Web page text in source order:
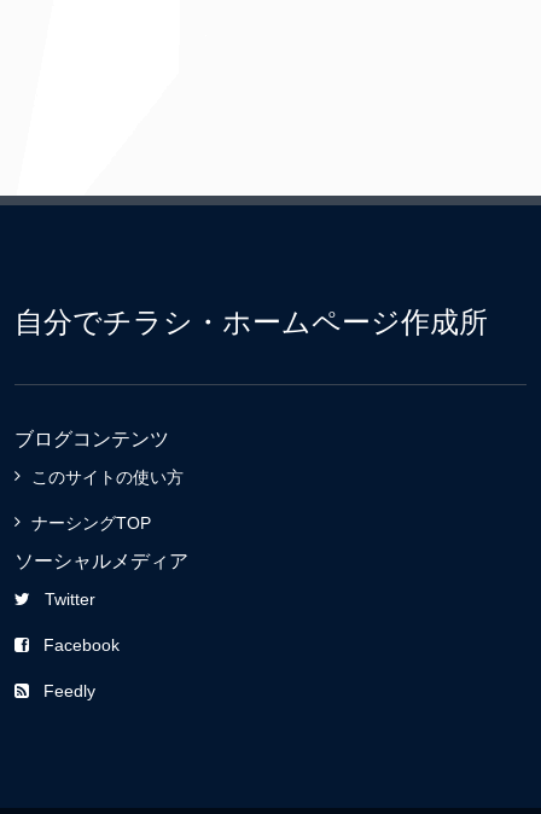
自分でチラシ・ホームページ作成所
ブログコンテンツ
このサイトの使い方
ナーシングTOP
ソーシャルメディア
Twitter
Facebook
Feedly